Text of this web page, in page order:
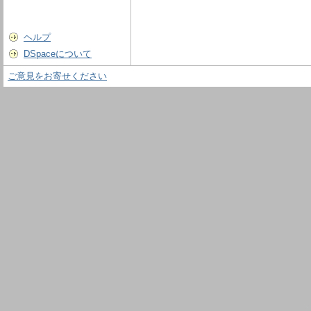
ヘルプ
DSpaceについて
ご意見をお寄せください